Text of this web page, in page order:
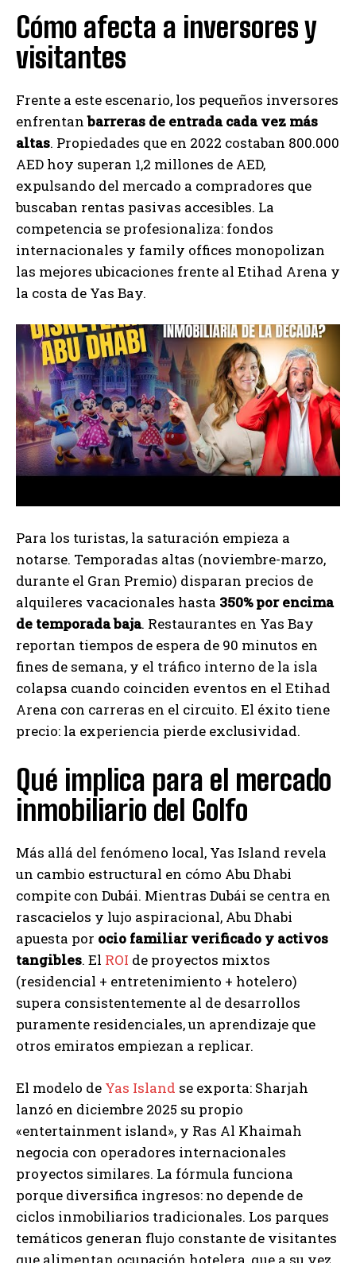
Cómo afecta a inversores y
visitantes
Frente a este escenario, los pequeños inversores
enfrentanbarreras de entrada cada vez más
altas. Propiedades que en 2022 costaban 800.000
AED hoy superan 1,2 millones de AED,
expulsando del mercado a compradores que
buscaban rentas pasivas accesibles. La
competencia se profesionaliza: fondos
internacionales y family offices monopolizan
las mejores ubicaciones frente al Etihad Arena y
la costa de Yas Bay.
Para los turistas, la saturación empieza a
notarse. Temporadas altas (noviembre-marzo,
durante el Gran Premio) disparan precios de
alquileres vacacionales hasta 350% por encima
de temporada baja. Restaurantes en Yas Bay
reportan tiempos de espera de 90 minutos en
fines de semana, y el tráfico interno de la isla
colapsa cuando coinciden eventos en el Etihad
Arena con carreras en el circuito. El éxito tiene
precio: la experiencia pierde exclusividad.
Qué implica para el mercado
inmobiliario del Golfo
Más allá del fenómeno local, Yas Island revela
un cambio estructural en cómo Abu Dhabi
compite con Dubái. Mientras Dubái se centra en
rascacielos y lujo aspiracional, Abu Dhabi
apuesta por ocio familiar verificado y activos
tangibles. El ROI de proyectos mixtos
(residencial + entretenimiento + hotelero)
supera consistentemente al de desarrollos
puramente residenciales, un aprendizaje que
otros emiratos empiezan a replicar.
El modelo de Yas Island se exporta: Sharjah
lanzó en diciembre 2025 su propio
«entertainment island», y Ras Al Khaimah
negocia con operadores internacionales
proyectos similares. La fórmula funciona
porque diversifica ingresos: no depende de
ciclos inmobiliarios tradicionales. Los parques
temáticos generan flujo constante de visitantes